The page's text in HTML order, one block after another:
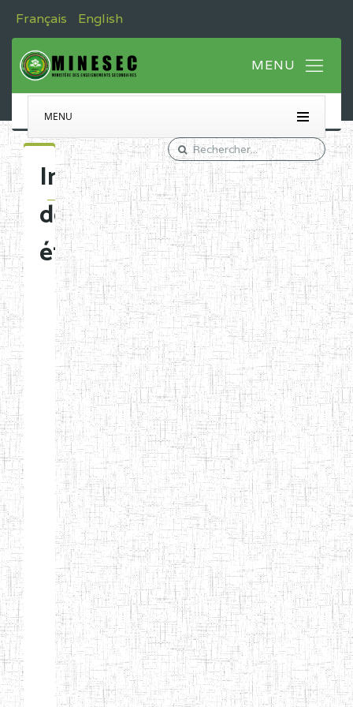
Français English
MENU
Immatriculation
des
établissements
Etablissements
d'enseignement
normal
ENI
Chercher:
Effacer les filtres
Denomination
Type